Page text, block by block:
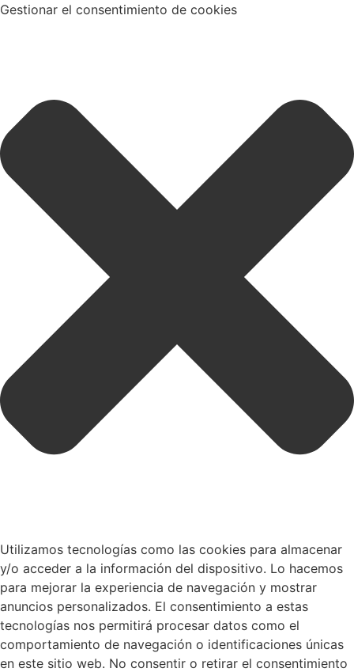
Gestionar el consentimiento de cookies
Utilizamos tecnologías como las cookies para almacenar
y/o acceder a la información del dispositivo. Lo hacemos
para mejorar la experiencia de navegación y mostrar
anuncios personalizados. El consentimiento a estas
tecnologías nos permitirá procesar datos como el
comportamiento de navegación o identificaciones únicas
en este sitio web. No consentir o retirar el consentimiento